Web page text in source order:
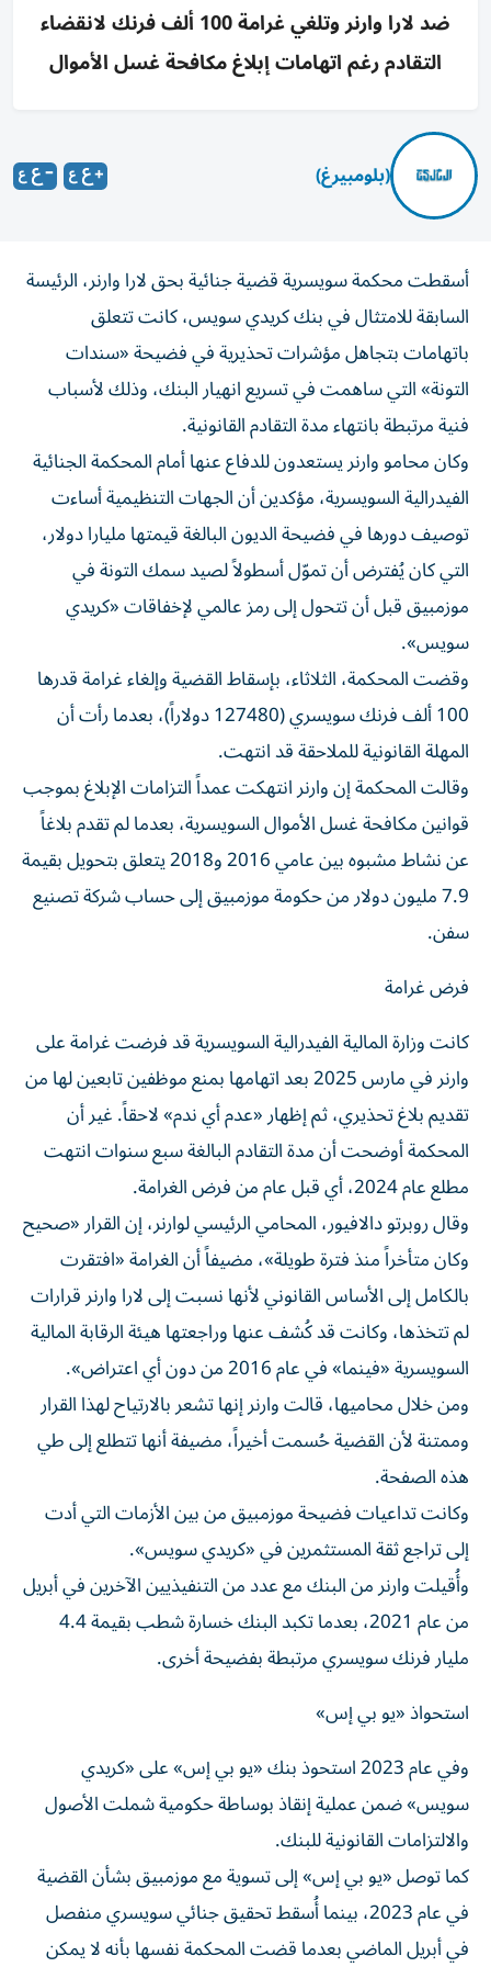
ضد لارا وارنر وتلغي غرامة 100 ألف فرنك لانقضاء
التقادم رغم اتهامات إبلاغ مكافحة غسل الأموال
(بلومبيرغ)
أسقطت محكمة سويسرية قضية جنائية بحق لارا وارنر، الرئيسة
السابقة للامتثال في بنك كريدي سويس، كانت تتعلق
باتهامات بتجاهل مؤشرات تحذيرية في فضيحة «سندات
التونة» التي ساهمت في تسريع انهيار البنك، وذلك لأسباب
فنية مرتبطة بانتهاء مدة التقادم القانونية.
وكان محامو وارنر يستعدون للدفاع عنها أمام المحكمة الجنائية
الفيدرالية السويسرية، مؤكدين أن الجهات التنظيمية أساءت
توصيف دورها في فضيحة الديون البالغة قيمتها مليارا دولار،
التي كان يُفترض أن تموّل أسطولاً لصيد سمك التونة في
موزمبيق قبل أن تتحول إلى رمز عالمي لإخفاقات «كريدي
سويس».
وقضت المحكمة، الثلاثاء، بإسقاط القضية وإلغاء غرامة قدرها
100 ألف فرنك سويسري (127480 دولاراً)، بعدما رأت أن
المهلة القانونية للملاحقة قد انتهت.
وقالت المحكمة إن وارنر انتهكت عمداً التزامات الإبلاغ بموجب
قوانين مكافحة غسل الأموال السويسرية، بعدما لم تقدم بلاغاً
عن نشاط مشبوه بين عامي 2016 و2018 يتعلق بتحويل بقيمة
7.9 مليون دولار من حكومة موزمبيق إلى حساب شركة تصنيع
سفن.
فرض غرامة
كانت وزارة المالية الفيدرالية السويسرية قد فرضت غرامة على
وارنر في مارس 2025 بعد اتهامها بمنع موظفين تابعين لها من
تقديم بلاغ تحذيري، ثم إظهار «عدم أي ندم» لاحقاً. غير أن
المحكمة أوضحت أن مدة التقادم البالغة سبع سنوات انتهت
مطلع عام 2024، أي قبل عام من فرض الغرامة.
وقال روبرتو دالافيور، المحامي الرئيسي لوارنر، إن القرار «صحيح
وكان متأخراً منذ فترة طويلة»، مضيفاً أن الغرامة «افتقرت
بالكامل إلى الأساس القانوني لأنها نسبت إلى لارا وارنر قرارات
لم تتخذها، وكانت قد كُشف عنها وراجعتها هيئة الرقابة المالية
السويسرية «فينما» في عام 2016 من دون أي اعتراض».
ومن خلال محاميها، قالت وارنر إنها تشعر بالارتياح لهذا القرار
وممتنة لأن القضية حُسمت أخيراً، مضيفة أنها تتطلع إلى طي
هذه الصفحة.
وكانت تداعيات فضيحة موزمبيق من بين الأزمات التي أدت
إلى تراجع ثقة المستثمرين في «كريدي سويس».
وأُقيلت وارنر من البنك مع عدد من التنفيذيين الآخرين في أبريل
من عام 2021، بعدما تكبد البنك خسارة شطب بقيمة 4.4
مليار فرنك سويسري مرتبطة بفضيحة أخرى.
استحواذ «يو بي إس»
وفي عام 2023 استحوذ بنك «يو بي إس» على «كريدي
سويس» ضمن عملية إنقاذ بوساطة حكومية شملت الأصول
والالتزامات القانونية للبنك.
كما توصل «يو بي إس» إلى تسوية مع موزمبيق بشأن القضية
في عام 2023، بينما أُسقط تحقيق جنائي سويسري منفصل
في أبريل الماضي بعدما قضت المحكمة نفسها بأنه لا يمكن